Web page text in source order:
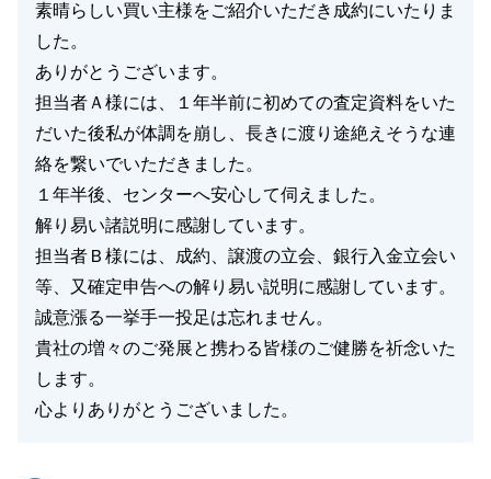
素晴らしい買い主様をご紹介いただき成約にいたりま
した。
ありがとうございます。
担当者Ａ様には、１年半前に初めての査定資料をいた
だいた後私が体調を崩し、長きに渡り途絶えそうな連
絡を繋いでいただきました。
１年半後、センターへ安心して伺えました。
解り易い諸説明に感謝しています。
担当者Ｂ様には、成約、譲渡の立会、銀行入金立会い
等、又確定申告への解り易い説明に感謝しています。
誠意漲る一挙手一投足は忘れません。
貴社の増々のご発展と携わる皆様のご健勝を祈念いた
します。
心よりありがとうございました。